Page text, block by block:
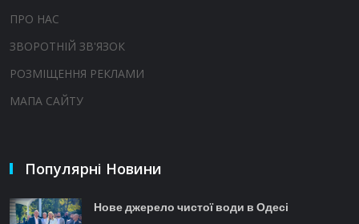
ПРО НАС
ЗВОРОТНІЙ ЗВ'ЯЗОК
РОЗМІЩЕННЯ РЕКЛАМИ
МАПА САЙТУ
Популярні Новини
Нове джерело чистої води в Одесі